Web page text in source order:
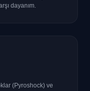
dayanım.
(Pyroshock) ve